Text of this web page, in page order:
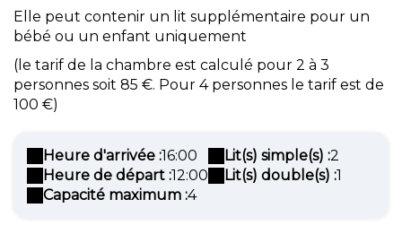
Elle peut contenir un lit supplémentaire pour un
bébé ou un enfant uniquement
(le tarif de la chambre est calculé pour 2 à 3
personnes soit 85 €. Pour 4 personnes le tarif est de
100 €)
Heure d'arrivée :16:00
Heure de départ :12:00
Capacité maximum :4
Lit(s) simple(s) :2
Lit(s) double(s) :1